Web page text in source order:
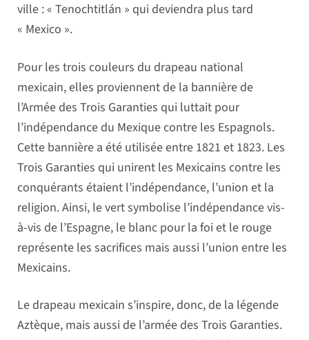
ville : « Tenochtitlán » qui deviendra plus tard
« Mexico ».
Pour les trois couleurs du drapeau national
mexicain, elles proviennent de la bannière de
l’Armée des Trois Garanties qui luttait pour
l’indépendance du Mexique contre les Espagnols.
Cette bannière a été utilisée entre 1821 et 1823. Les
Trois Garanties qui unirent les Mexicains contre les
conquérants étaient l’indépendance, l’union et la
religion. Ainsi, le vert symbolise l’indépendance vis-
à-vis de l’Espagne, le blanc pour la foi et le rouge
représente les sacrifices mais aussi l’union entre les
Mexicains.
Le drapeau mexicain s’inspire, donc, de la légende
Aztèque, mais aussi de l’armée des Trois Garanties.